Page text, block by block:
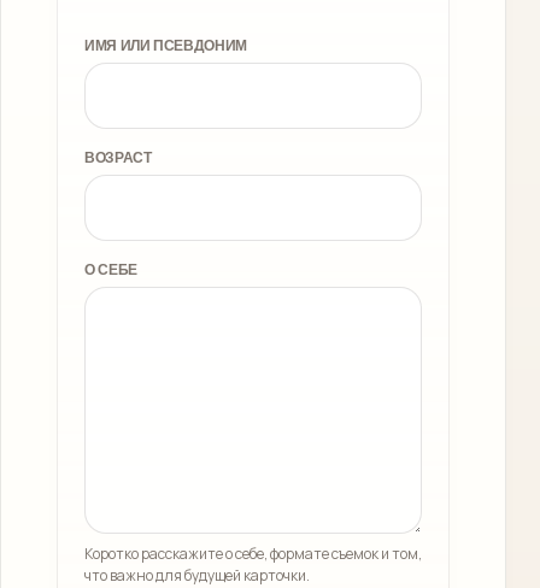
ИМЯ ИЛИ ПСЕВДОНИМ
ВОЗРАСТ
О СЕБЕ
Коротко расскажите о себе, формате съемок и том,
что важно для будущей карточки.